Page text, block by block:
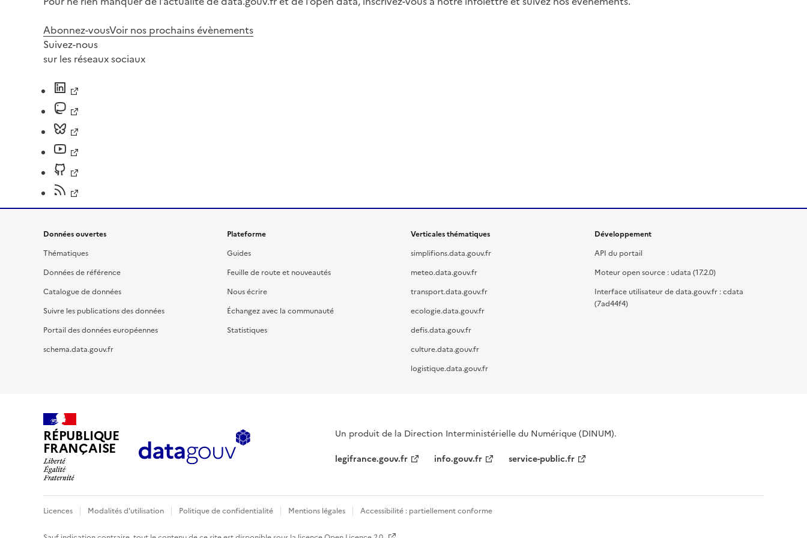
Abonnez-vousVoir nos prochains évènements
Suivez-nous
sur les réseaux sociaux
Données ouvertes
Thématiques
Données de référence
Catalogue de données
Suivre les publications des données
Portail des données européennes
schema.data.gouv.fr
Plateforme
Guides
Feuille de route et nouveautés
Nous écrire
Échangez avec la communauté
Statistiques
Verticales thématiques
simplifions.data.gouv.fr
meteo.data.gouv.fr
transport.data.gouv.fr
ecologie.data.gouv.fr
defis.data.gouv.fr
culture.data.gouv.fr
logistique.data.gouv.fr
Développement
API du portail
Moteur open source : udata (17.2.0)
Interface utilisateur de data.gouv.fr : cdata
(7ad44f4)
RÉPUBLIQUE
FRANÇAISE
Un produit de la Direction Interministérielle du Numérique (DINUM).
legifrance.gouv.fr
info.gouv.fr service-public.fr
Licences Modalités d'utilisation Politique de confidentialité Mentions légales Accessibilité : partiellement conforme